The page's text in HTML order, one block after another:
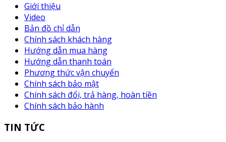
Giới thiệu
Video
Bản đồ chỉ dẫn
Chính sách khách hàng
Hướng dẫn mua hàng
Hướng dẫn thanh toán
Phương thức vận chuyển
Chính sách bảo mật
Chính sách đổi, trả hàng, hoàn tiền
Chính sách bảo hành
TIN TỨC